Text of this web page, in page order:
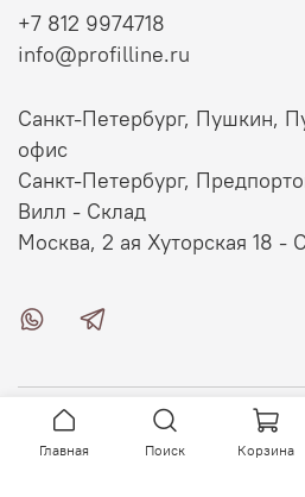
О магазине
+7 812 9974718
info@profilline.ru
Санкт-Петербург, Пушкин,
офис
Санкт-Петербург,
Вилл - Склад
Москва, 2 ая Хуторская 18 -
Главная Поиск Корзина